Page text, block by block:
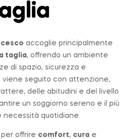
accoglie principalmente
taglia, offrendo un ambiente
di spazio, sicurezza e
viene seguito con attenzione,
delle abitudini e del livello
un soggiorno sereno e il più
necessità quotidiane.
offrire comfort, cura e